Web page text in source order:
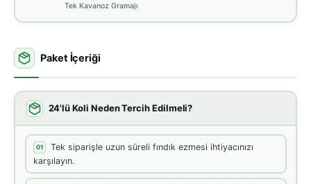
Tek Kavanoz Gramajı
Paket İçeriği
24'lü Koli Neden Tercih Edilmeli?
01
Tek siparişle uzun süreli fındık ezmesi ihtiyacınızı
karşılayın.